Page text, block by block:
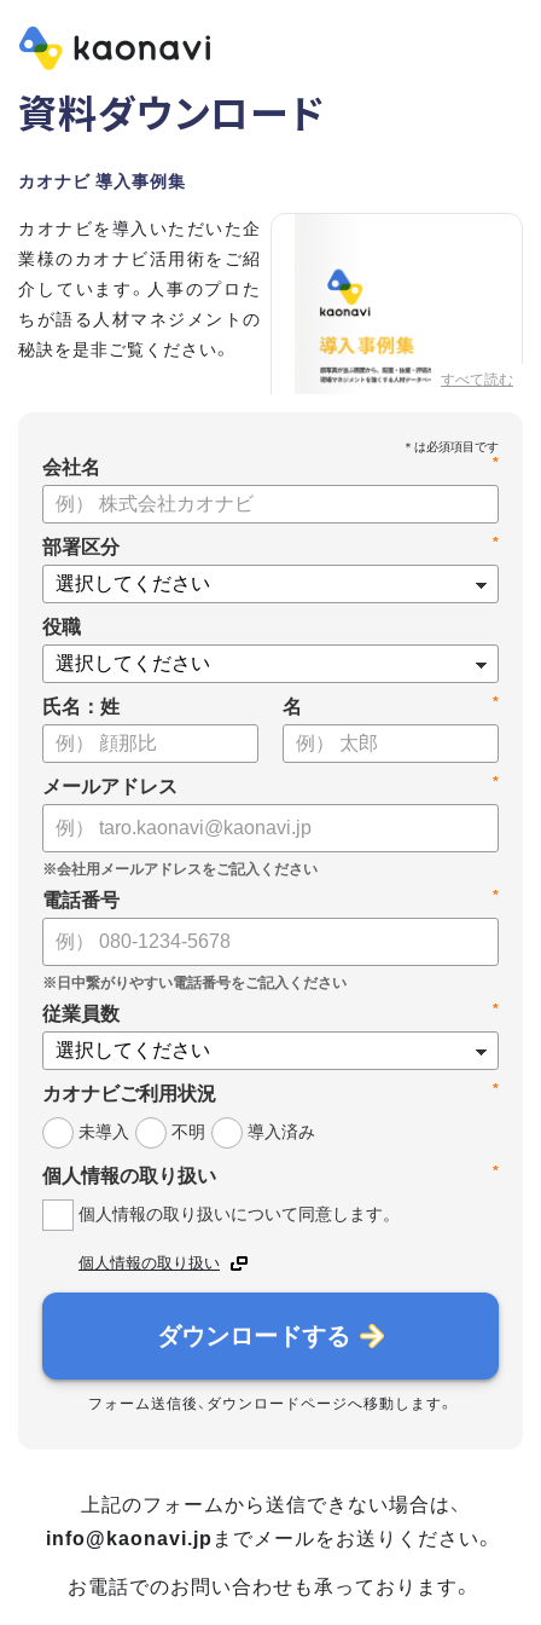
資料ダウンロード
カオナビ 導入事例集
すべて読む
カオナビを導入いただいた企
業様のカオナビ活用術をご紹
介しています。人事のプロた
ちが語る人材マネジメントの
秘訣を是非ご覧ください。
*
会社名
*
部署区分
役職
氏名：姓 *
名
*
メールアドレス
*
電話番号
*
従業員数
*
カオナビご利用状況
未導入
不明 導入済み
*
個人情報の取り扱い
個人情報の取り扱いについて同意します。
個人情報の取り扱い
ダウンロードする
フォーム送信後、ダウンロードページへ移動します。
上記のフォームから送信できない場合は、
info@kaonavi.jp までメールをお送りください。
お電話でのお問い合わせも承っております。